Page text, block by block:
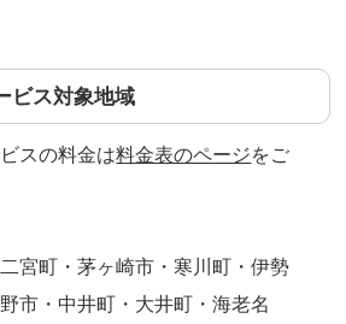
ビス対象地域
スの料金は料金表のページをご
宮町・茅ヶ崎市・寒川町・伊勢
市・中井町・大井町・海老名